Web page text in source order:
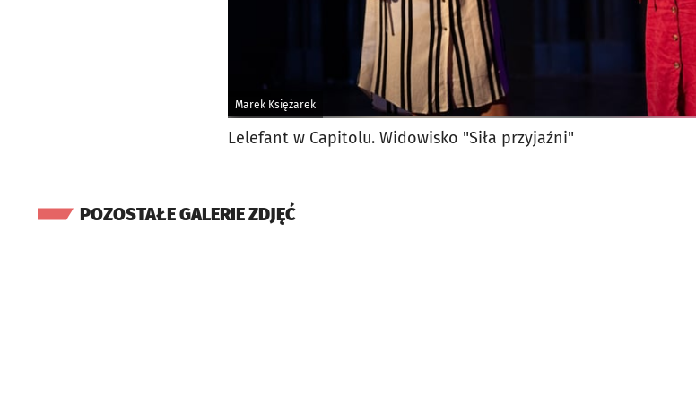
Marek Księżarek
Lelefant w Capitolu. Widowisko "Siła przyjaźni"
POZOSTAŁE GALERIE ZDJĘĆ